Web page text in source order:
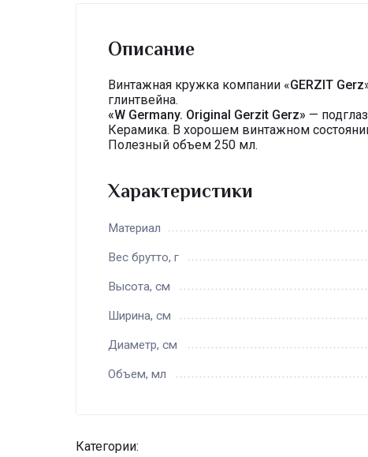
Описание
Винтажная кружка компании «GERZIT Gerz
глинтвейна.
«W Germany. Original Gerzit Gerz» —
Керамика. В хорошем винтажном
Полезный объем 250 мл.
Характеристики
Материал
Вес брутто, г
Высота, см
Ширина, см
Диаметр, см
Объем, мл
Категории: